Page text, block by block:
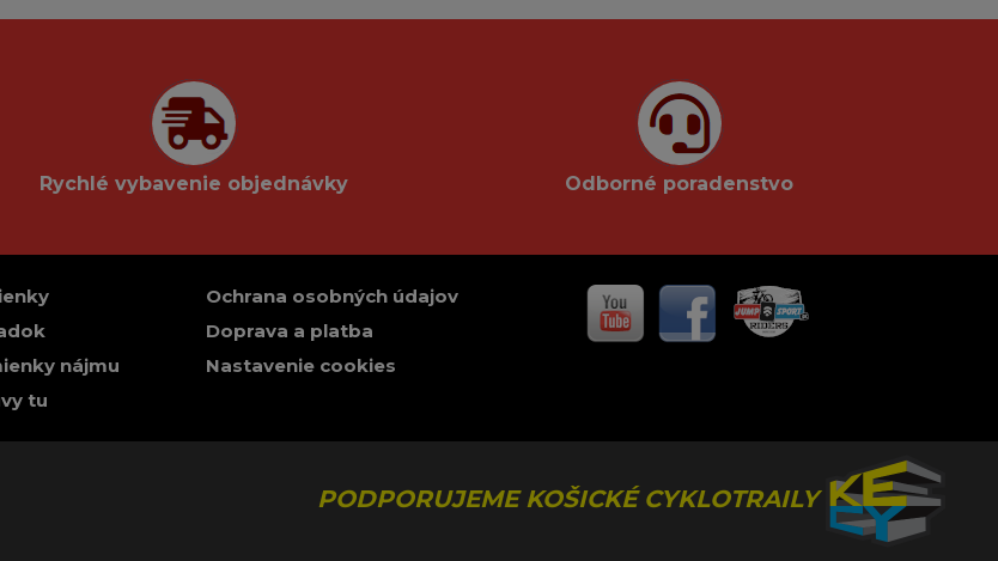
Rychlé vybavenie objednávky Odborné poradenstvo
nájmu
tu
Ochrana osobných údajov
Doprava a platba
Nastavenie cookies
PODPORUJEME KOŠICKÉ CYKLOTRAILY